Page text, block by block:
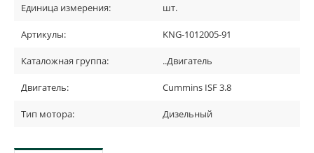
Единица измерения: шт.
Артикулы: KNG-1012005-91
Каталожная группа: ..Двигатель
Двигатель: Cummins ISF 3.8
Тип мотора: Дизельный